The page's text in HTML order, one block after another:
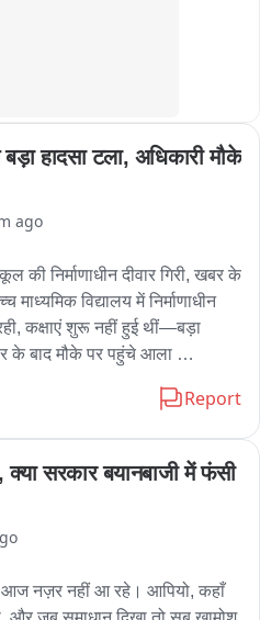
बड़ा हादसा टला, अधिकारी मौके
ago
की निर्माणाधीन दीवार गिरी, खबर के
विद्यालय में निर्माणाधीन
कक्षाएं शुरू नहीं हुई थीं—बड़ा
के बाद मौके पर पहुंचे आला
Report
सरकार बयानबाजी में फंसी
आज नज़र नहीं आ रहे। आपियो, कहाँ